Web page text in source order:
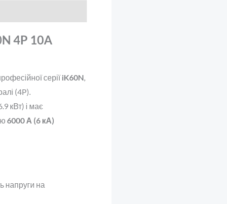
4P 10A
серіїiK60N,
(4P).
кВт) і має
6000 А (6 кА)
напруги на